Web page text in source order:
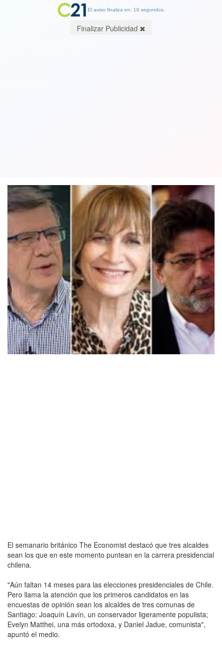
El semanario británico The Economist destacó que tres alcaldes
sean los que en este momento puntean en la carrera presidencial
chilena.
"Aún faltan 14 meses para las elecciones presidenciales de Chile.
Pero llama la atención que los primeros candidatos en las
encuestas de opinión sean los alcaldes de tres comunas de
Santiago: Joaquín Lavín, un conservador ligeramente populista;
Evelyn Matthei, una más ortodoxa, y Daniel Jadue, comunista",
apuntó el medio.
El aviso finaliza en: 19 segundos.
Finalizar Publicidad